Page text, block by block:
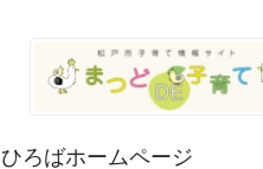
ひろばホームページ